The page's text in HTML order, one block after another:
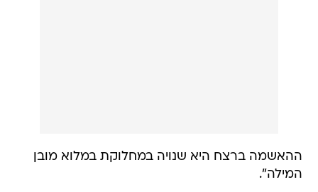
ההאשמה ברצח היא שנויה במחלוקת במלוא מובן
המילה".